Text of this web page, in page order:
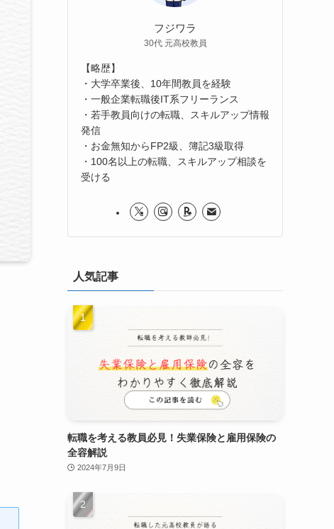
フジワラ
30代 元高校教員
【略歴】
・大学卒業後、10年間教員を経験
・一般企業転職後IT系フリーランス
・若手教員向けの転職、スキルアップ情報
発信
・お金無知からFP2級、簿記3級取得
・100名以上の転職、スキルアップ相談を
受ける
人気記事
転職を考える教員必見！失業保険と雇用保険の
全容解説
2024年7月9日